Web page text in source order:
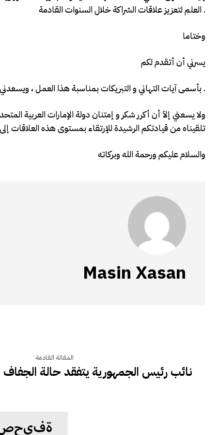
العلم لتعزيز علاقات الشراكة خلال السنوات القادمة .
وختاما
يسرني أن أتقدم لكم
بأسمى آيات التهاني و التبريكات بمناسبة هذا العمل ، ويسعدني ويشرفني مشاركتكم اليوم في إفتتاح هذا الجسر .
ولا يسعني إلآ أن أكرر شكر و إمتنان دولة الإمارات العربية
تلقيناه من قيادتكم الرشيدة للإرتقاء بمستوى هذه العلاقات
والسلام عليكم ورحمة الله وبركاته
Masin Xasan
المقالة القادمة
نائب رئيس الجمهورية يتفقد حالة الجفاف